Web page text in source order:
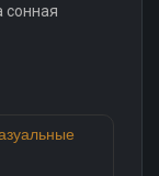
сонная